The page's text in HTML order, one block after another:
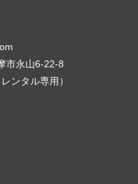
市永山6-22-8
ンタル専用）